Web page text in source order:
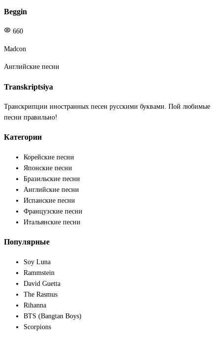
Beggin
660
Madcon
Английские песни
Transkriptsiya
Транскрипции иностранных песен русскими буквами. Пой любимые
песни правильно!
Категории
Корейские песни
Японские песни
Бразильские песни
Английские песни
Испанские песни
Французские песни
Итальянские песни
Популярные
Soy Luna
Rammstein
David Guetta
The Rasmus
Rihanna
BTS (Bangtan Boys)
Scorpions